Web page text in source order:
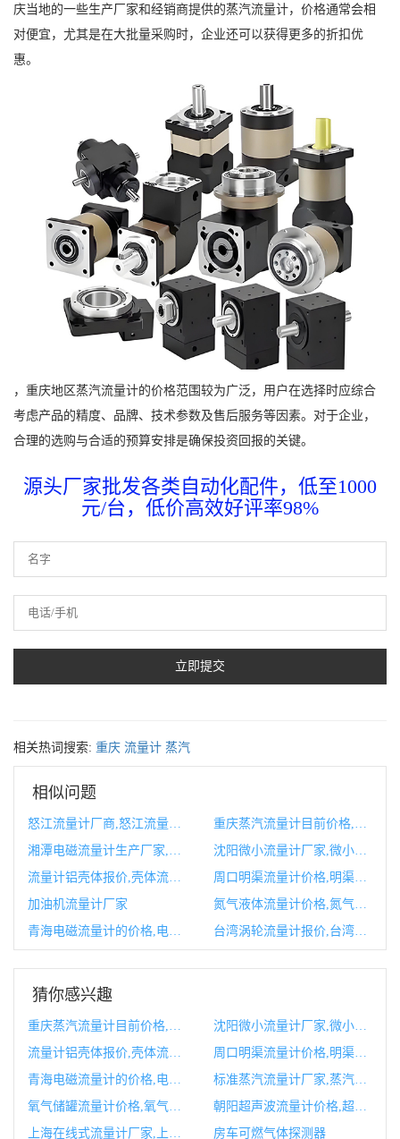
庆当地的一些生产厂家和经销商提供的蒸汽流量计，价格通常会相
对便宜，尤其是在大批量采购时，企业还可以获得更多的折扣优
惠。
，重庆地区蒸汽流量计的价格范围较为广泛，用户在选择时应综合
考虑产品的精度、品牌、技术参数及售后服务等因素。对于企业，
合理的选购与合适的预算安排是确保投资回报的关键。
源头厂家批发各类自动化配件，低至1000
元/台，低价高效好评率98%
相关热词搜索: 重庆 流量计 蒸汽
相似问题
沈阳微小流量计厂家,微小气体流量计
周口明渠流量计价格,明渠流量计的工作原理
加油机流量计厂家
台湾涡轮流量计报价,台湾品牌流量计
猜你感兴趣
沈阳微小流量计厂家,微小气体流量计
周口明渠流量计价格,明渠流量计的工作原理
标准蒸汽流量计厂家,蒸汽流量计厂家排行榜
房车可燃气体探测器